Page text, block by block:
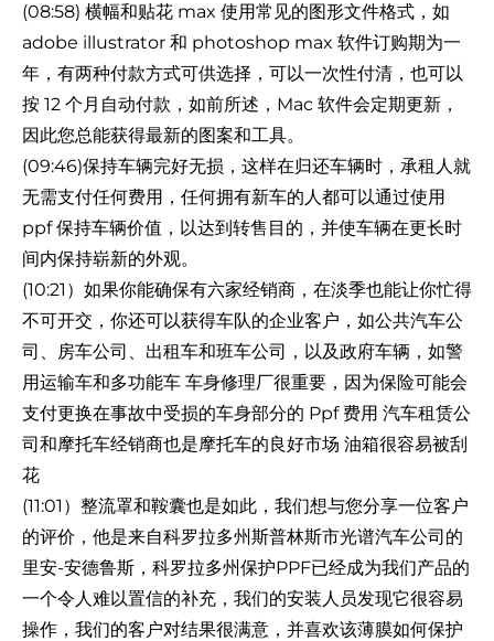
(08:58) 横幅和贴花 max 使用常见的图形文件格式，如
adobe illustrator 和 photoshop max 软件订购期为一
年，有两种付款方式可供选择，可以一次性付清，也可以
按 12 个月自动付款，如前所述，Mac 软件会定期更新，
因此您总能获得最新的图案和工具。
(09:46)保持车辆完好无损，这样在归还车辆时，承租人就
无需支付任何费用，任何拥有新车的人都可以通过使用
ppf 保持车辆价值，以达到转售目的，并使车辆在更长时
间内保持崭新的外观。
(10:21）如果你能确保有六家经销商，在淡季也能让你忙得
不可开交，你还可以获得车队的企业客户，如公共汽车公
司、房车公司、出租车和班车公司，以及政府车辆，如警
用运输车和多功能车 车身修理厂很重要，因为保险可能会
支付更换在事故中受损的车身部分的 Ppf 费用 汽车租赁公
司和摩托车经销商也是摩托车的良好市场 油箱很容易被刮
花
(11:01）整流罩和鞍囊也是如此，我们想与您分享一位客户
的评价，他是来自科罗拉多州斯普林斯市光谱汽车公司的
里安-安德鲁斯，科罗拉多州保护PPF已经成为我们产品的
一个令人难以置信的补充，我们的安装人员发现它很容易
操作，我们的客户对结果很满意，并喜欢该薄膜如何保护